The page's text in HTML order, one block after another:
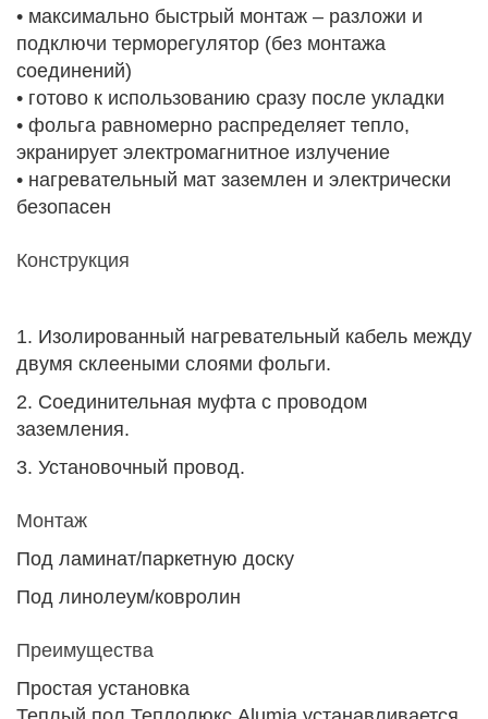
• максимально быстрый монтаж – разложи и
подключи терморегулятор (без монтажа
соединений)
• готово к использованию сразу после укладки
• фольга равномерно распределяет тепло,
экранирует электромагнитное излучение
• нагревательный мат заземлен и электрически
безопасен
Конструкция
1. Изолированный нагревательный кабель между
двумя склееными слоями фольги.
2. Соединительная муфта с проводом
заземления.
3. Установочный провод.
Монтаж
Под ламинат/паркетную доску
Под линолеум/ковролин
Преимущества
Простая установка